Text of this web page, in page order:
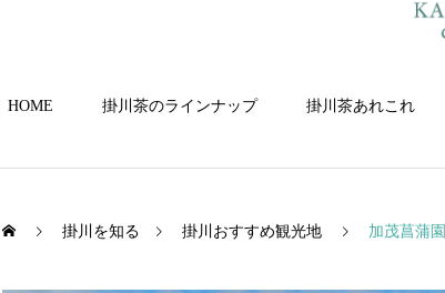
HOME 掛川茶のラインナップ 掛川茶あれこれ
掛川を知る 掛川おすすめ観光地 加茂菖蒲園